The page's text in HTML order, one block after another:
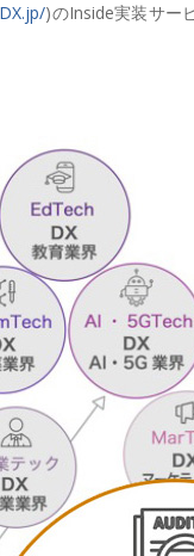
)のInside実装サー